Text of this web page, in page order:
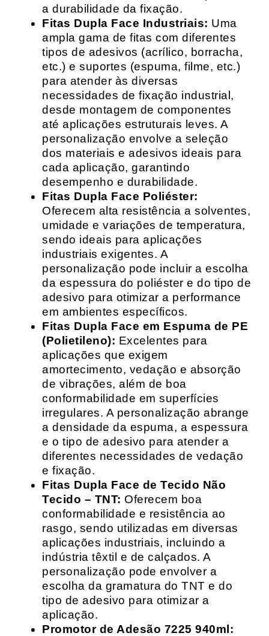
a durabilidade da fixação.
Fitas Dupla Face Industriais: Uma
ampla gama de fitas com diferentes
tipos de adesivos (acrílico, borracha,
etc.) e suportes (espuma, filme, etc.)
para atender às diversas
necessidades de fixação industrial,
desde montagem de componentes
até aplicações estruturais leves. A
personalização envolve a seleção
dos materiais e adesivos ideais para
cada aplicação, garantindo
desempenho e durabilidade.
Fitas Dupla Face Poliéster:
Oferecem alta resistência a solventes,
umidade e variações de temperatura,
sendo ideais para aplicações
industriais exigentes. A
personalização pode incluir a escolha
da espessura do poliéster e do tipo de
adesivo para otimizar a performance
em ambientes específicos.
Fitas Dupla Face em Espuma de PE
(Polietileno): Excelentes para
aplicações que exigem
amortecimento, vedação e absorção
de vibrações, além de boa
conformabilidade em superfícies
irregulares. A personalização abrange
a densidade da espuma, a espessura
e o tipo de adesivo para atender a
diferentes necessidades de vedação
e fixação.
Fitas Dupla Face de Tecido Não
Tecido – TNT: Oferecem boa
conformabilidade e resistência ao
rasgo, sendo utilizadas em diversas
aplicações industriais, incluindo a
indústria têxtil e de calçados. A
personalização pode envolver a
escolha da gramatura do TNT e do
tipo de adesivo para otimizar a
aplicação.
Promotor de Adesão 7225 940ml: